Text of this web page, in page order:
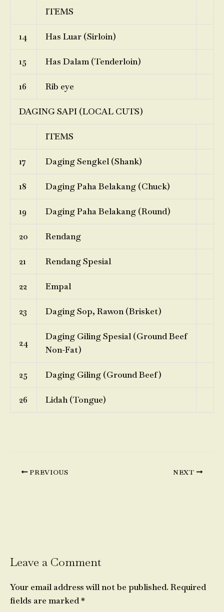
ITEMS
14 Has Luar (Sirloin)
15 Has Dalam (Tenderloin)
16 Rib eye
DAGING SAPI (LOCAL CUTS)
ITEMS
17 Daging Sengkel (Shank)
18 Daging Paha Belakang (Chuck)
19 Daging Paha Belakang (Round)
20 Rendang
21 Rendang Spesial
22 Empal
23 Daging Sop, Rawon (Brisket)
24
Daging Giling Spesial (Ground Beef
Non-Fat)
25 Daging Giling (Ground Beef)
26 Lidah (Tongue)
PREVIOUS NEXT
Leave a Comment
Your email address will not be published. Required
fields are marked*